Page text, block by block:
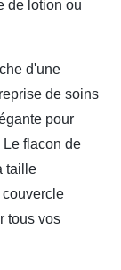
de lotion ou
d'une
de soins
pour
Le flacon de
taille
couvercle
tous vos